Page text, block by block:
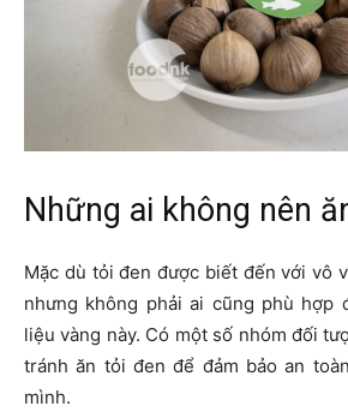
Những ai không nên
Mặc dù tỏi đen được biết đến với vô
nhưng không phải ai cũng phù hợp
liệu vàng này. Có một số nhóm đối
tránh ăn tỏi đen để đảm bảo an
mình.